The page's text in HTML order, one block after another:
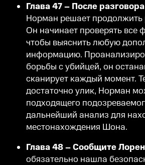
Глава 47 – После
Норман решает продолжить
Он начинает проверять все
чтобы выяснить любую
информацию.
борьбы с убийцей, он
сканирует каждый момент.
достаточно улик, Норман
подходящего
дальнейший анализ для
местонахождения Шона.
Глава 48 – Сообщите Лорен
обязательно нашла